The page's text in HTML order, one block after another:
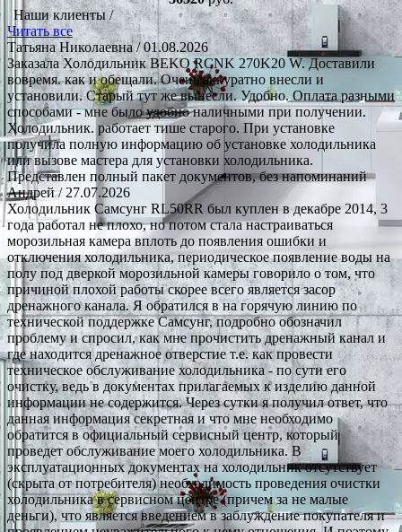
Наши клиенты /
Читать все
Татьяна Николаевна/ 01.08.2026
Заказала Холодильник BEKO RCNK 270K20 W. Доставили
вовремя. как и обещали. Очень аккуратно внесли и
установили. Старый тут же вынесли. Удобно. Оплата разными
способами - мне было удобно наличными при получении.
Холодильник. работает тише старого. При установке
получила полную информацию об установке холодильника
или вызове мастера для установки холодильника.
Представлен полный пакет документов, без напоминаний
Андрей/ 27.07.2026
Холодильник Самсунг RL50RR был куплен в декабре 2014, 3
года работал не плохо, но потом стала настраиваться
морозильная камера вплоть до появления ошибки и
отключения холодильника, периодическое появление воды на
полу под дверкой морозильной камеры говорило о том, что
причиной плохой работы скорее всего является засор
дренажного канала. Я обратился в на горячую линию по
технической поддержке Самсунг, подробно обозначил
проблему и спросил, как мне прочистить дренажный канал и
где находится дренажное отверстие т.е. как провести
техническое обслуживание холодильника - по сути его
очистку, ведь в документах прилагаемых к изделию данной
информации не содержится. Через сутки я получил ответ, что
данная информация секретная и что мне необходимо
обратится в официальный сервисный центр, который
проведет обслуживание моего холодильника. В
эксплуатационных документах на холодильник отсутствует
(скрыта от потребителя) необходимость проведения очистки
холодильника в сервисном центре (причем за не малые
деньги), что является введением в заблуждение покупателя и